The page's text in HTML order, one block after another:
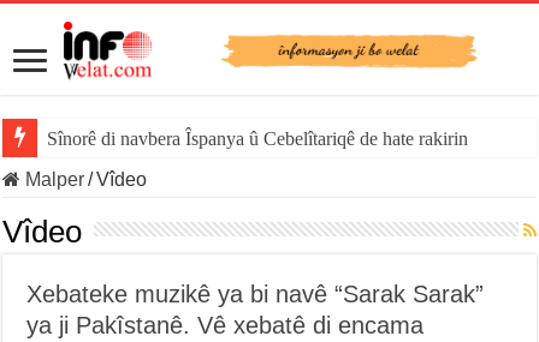
Sînorê di navbera Îspanya û Cebelîtariqê de hate rakirin
Malper/Vîdeo
Vîdeo
Xebateke muzikê ya bi navê “Sarak Sarak”
ya ji Pakîstanê. Vê xebatê di encama